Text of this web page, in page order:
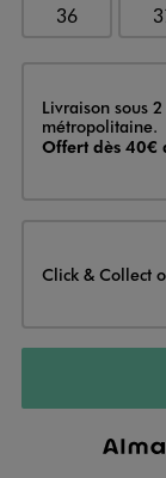
36
Livraison
Livraison sous
métropolitaine.
Offert dès 40€
Click & Collect